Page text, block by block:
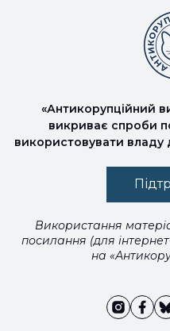
«Антикорупційний
викриває спроби
використовувати владу
Використання
посилання (для
на